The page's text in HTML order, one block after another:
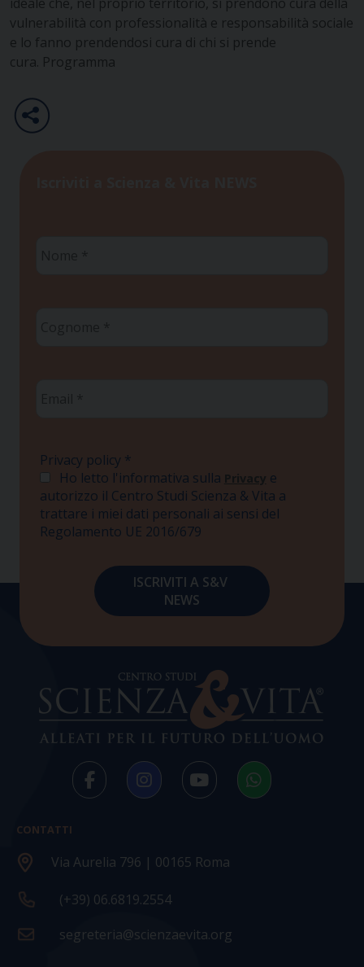
vulnerabilità con professionalità e responsabilità sociale
e lo fanno prendendosi cura di chi si prende
cura. Programma
Privacy policy *
Ho letto l'informativa sulla Privacy e
autorizzo il Centro Studi Scienza & Vita a
trattare i miei dati personali ai sensi del
Regolamento UE 2016/679
CONTATTI
Via Aurelia 796 | 00165 Roma
(+39) 06.6819.2554
segreteria@scienzaevita.org